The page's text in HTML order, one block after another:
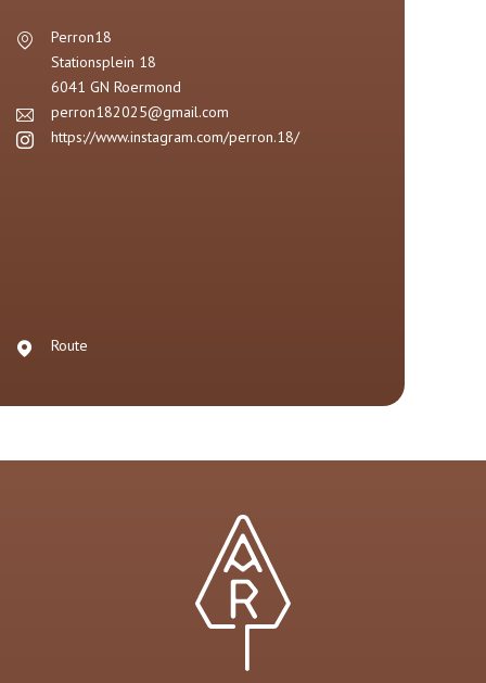
Perron18
Stationsplein 18
6041 GN Roermond
perron182025@gmail.com
https://www.instagram.com/perron.18/
Route